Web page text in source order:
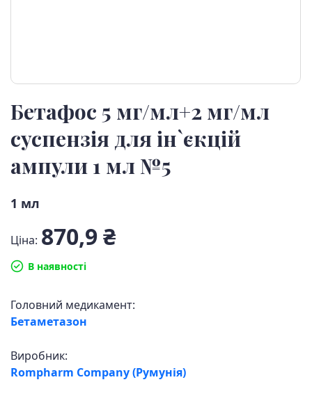
Бетафос 5 мг/мл+2 мг/мл
суспензія для ін`єкцій
ампули 1 мл №5
1 мл
Ціна: 870,9 ₴
В наявності
Головний медикамент:
Бетаметазон
Виробник:
Rompharm Company (Румунія)